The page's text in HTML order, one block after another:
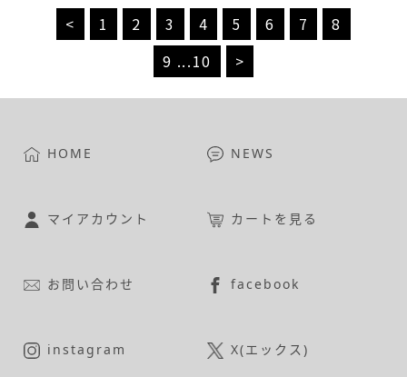
< 1 2 3 4 5 6 7
8
9 ...10 >
HOME NEWS
マイアカウント カートを見る
お問い合わせ facebook
instagram X(エックス)